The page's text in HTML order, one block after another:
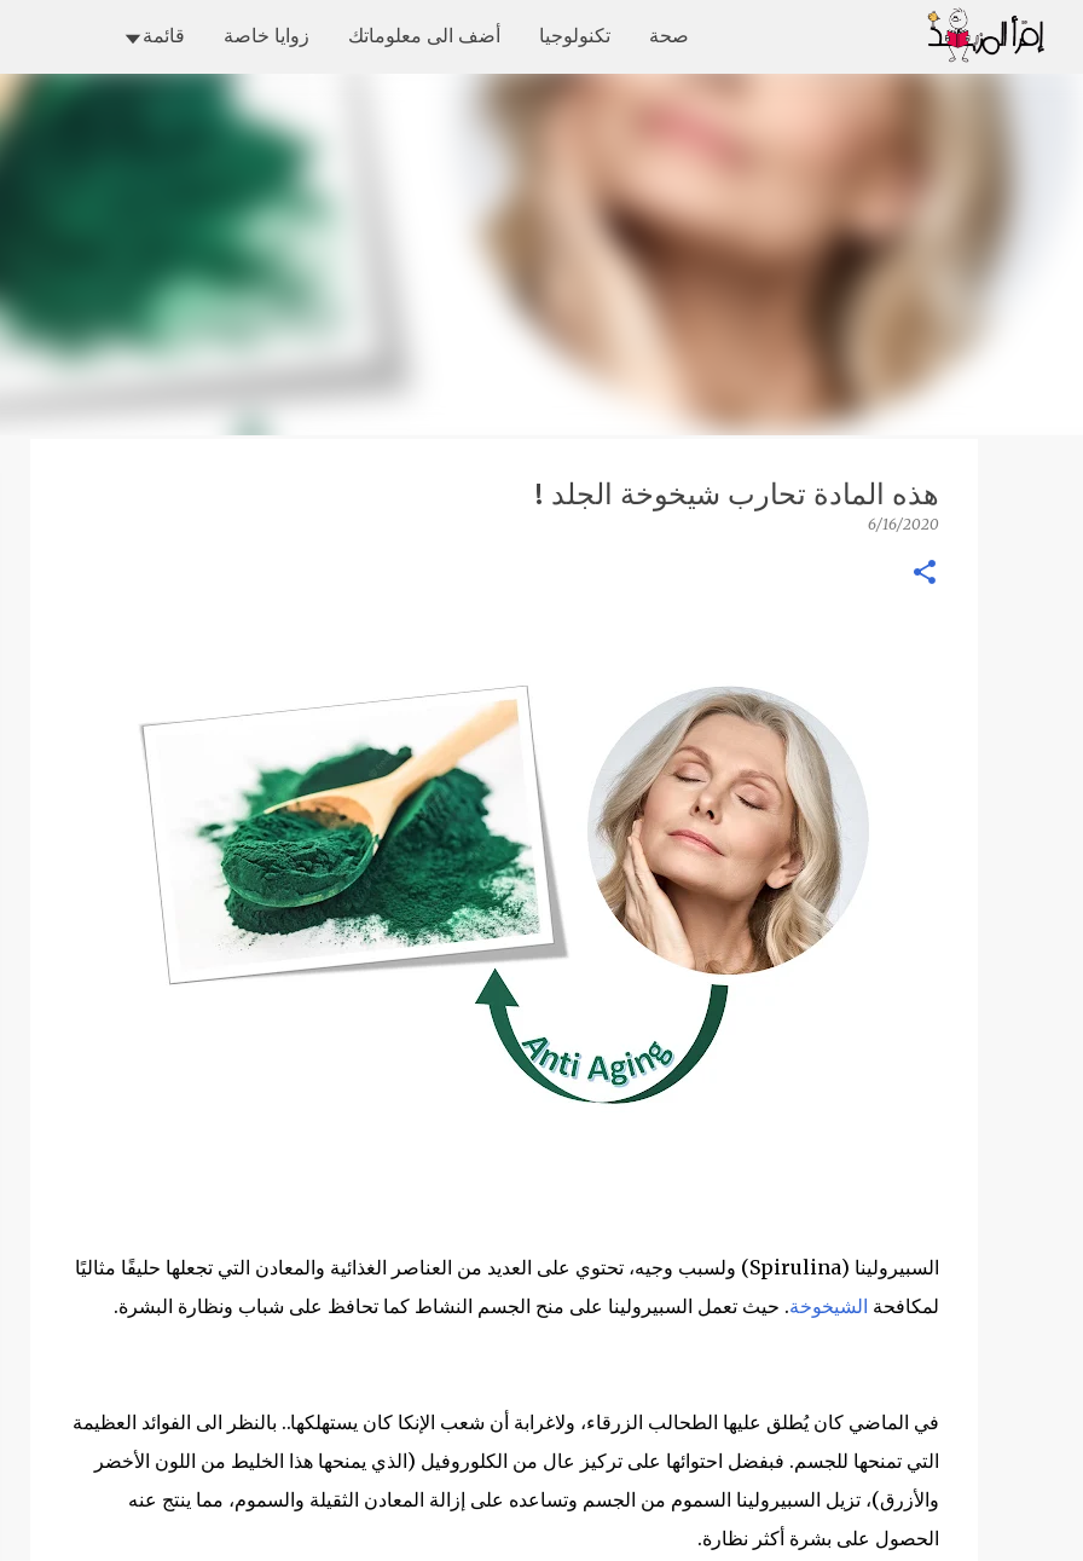
التخطي إلى المحتوى الرئيسي صحة تكنولوجيا أضف الى معلوماتك زوايا خاصة قائمة
هذه المادة تحارب شيخوخة الجلد !
6/16/2020
السبيرولينا (Spirulina) ولسبب وجيه، تحتوي على العديد من العناصر الغذائية والمعادن التي تجعلها حليفًا مثاليًا
لمكافحة الشيخوخة. حيث تعمل السبيرولينا على منح الجسم النشاط كما تحافظ على شباب ونظارة البشرة.
في الماضي كان يُطلق عليها الطحالب الزرقاء، ولاغرابة أن شعب الإنكا كان يستهلكها.. بالنظر الى الفوائد العظيمة
التي تمنحها للجسم. فبفضل احتوائها على تركيز عال من الكلوروفيل (الذي يمنحها هذا الخليط من اللون الأخضر
والأزرق)، تزيل السبيرولينا السموم من الجسم وتساعده على إزالة المعادن الثقيلة والسموم، مما ينتج عنه
الحصول على بشرة أكثر نظارة.